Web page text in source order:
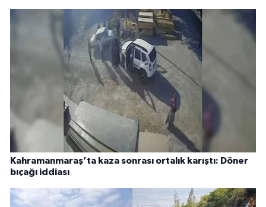
Kahramanmaraş’ta kaza sonrası ortalık karıştı: Döner
bıçağı iddiası